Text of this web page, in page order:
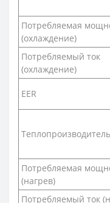
Потребляемая
(охлаждение)
Потребляемый ток
(охлаждение)
EER
Потребляемая
(нагрев)
Потребляемый ток